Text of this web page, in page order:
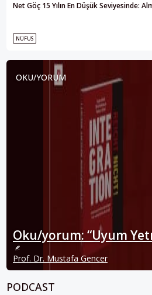
Net Göç 15 Yılın En Düşük Seviyesinde:
NÜFUS
OKU/YORUM
Oku/yorum: “Uyum
Prof. Dr. Mustafa Gencer
PODCAST